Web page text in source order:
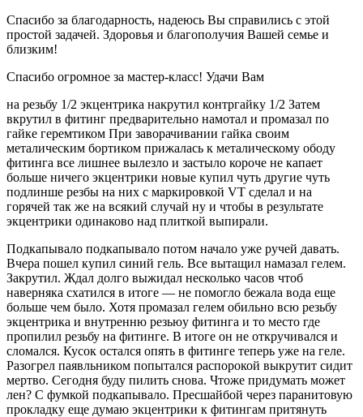
Спасибо за благодарность, надеюсь Вы справились с этой
простой задачей. Здоровья и благополучия Вашей семье и
близким!
Спасибо огромное за мастер-класс! Удачи Вам
на резьбу 1/2 экцентрика накрутил контргайку 1/2 Затем
вкрутил в фитинг предварительно намотал и промазал по
гайке геремтиком При заворачивании гайка своим
металическим бортиком прижалась к металическому ободу
фитинга все лишнее вылезло и застыло короче не капает
больше ничего экцентрики новые купил чуть другие чуть
подлинше резбы на них с маркировкой VT сделал и на
горячей так же на всякий случай ну и чтобы в результате
экцентрики одинаково над плиткой выпирали.
Подкапывало подкапывало потом начало уже ручей давать.
Вчера пошел купил синий гель. Все вытащил намазал гелем.
Закрутил. Ждал долго выжидал несколько часов чтоб
наверняка схатился в итоге — не помогло бежала вода еще
больше чем было. Хотя промазал гелем обильно всю резьбу
экцентрика и внутренню резьюу фитинга и то место где
пропилил резьбу на фитинге. В итоге он не откручивался и
сломался. Кусок остался опять в фитинге теперь уже на геле.
Разогрел паявльником попытался распорокой выкрутит сидит
мертво. Сегодня буду пилить снова. Чтоже придумать может
лен? С фумкой подкапывало. Пресшайбой через паранитовую
прокладку еще думаю экцентрики к фитингам притянуть